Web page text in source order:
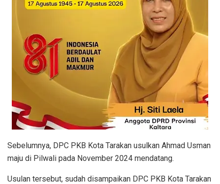
Sebelumnya, DPC PKB Kota Tarakan usulkan Ahmad Usman
maju di Pilwali pada November 2024 mendatang.
Usulan tersebut, sudah disampaikan DPC PKB Kota Tarakan